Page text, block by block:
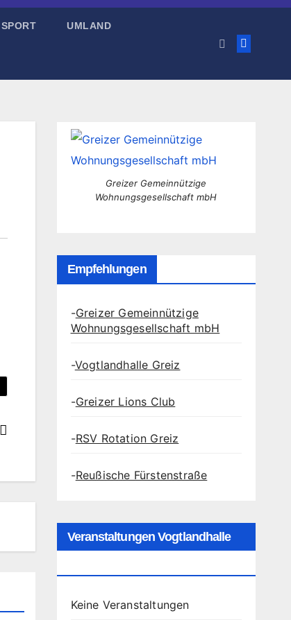
SPORT UMLAND
Greizer Gemeinnützige
Wohnungsgesellschaft mbH
Empfehlungen
-Greizer Gemeinnützige
Wohnungsgesellschaft mbH
-Vogtlandhalle Greiz
-Greizer Lions Club
-RSV Rotation Greiz
-Reußische Fürstenstraße
Veranstaltungen Vogtlandhalle
Keine Veranstaltungen